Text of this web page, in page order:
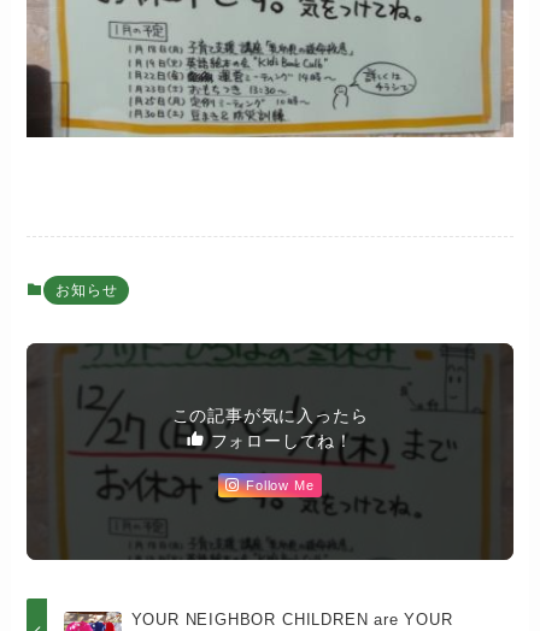
お知らせ
この記事が気に入ったら
フォローしてね！
Follow Me
YOUR NEIGHBOR CHILDREN are YOUR